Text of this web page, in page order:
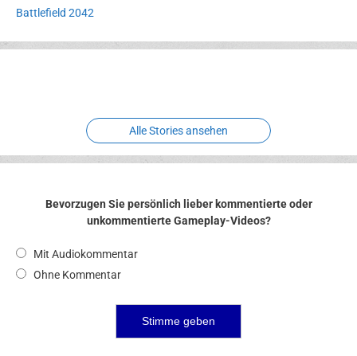
Battlefield 2042
Erlebnispark
Verbotene
Alle Stories ansehen
Bevorzugen Sie persönlich lieber kommentierte oder
unkommentierte Gameplay-Videos?
Mit Audiokommentar
Ohne Kommentar